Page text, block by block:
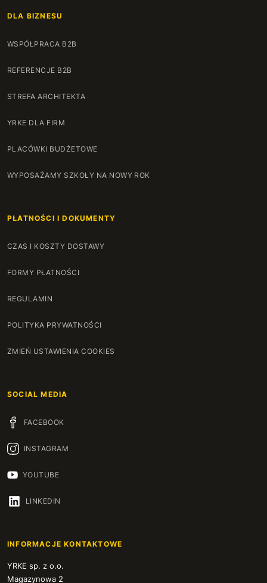
DLA BIZNESU
WSPÓŁPRACA B2B
REFERENCJE B2B
STREFA ARCHITEKTA
YRKE DLA FIRM
PLACÓWKI BUDŻETOWE
WYPOSAŻAMY SZKOŁY NA NOWY ROK
PŁATNOŚCI I DOKUMENTY
CZAS I KOSZTY DOSTAWY
FORMY PŁATNOŚCI
REGULAMIN
POLITYKA PRYWATNOŚCI
ZMIEŃ USTAWIENIA COOKIES
SOCIAL MEDIA
FACEBOOK
INSTAGRAM
YOUTUBE
LINKEDIN
INFORMACJE KONTAKTOWE
YRKE sp. z o.o.
Magazynowa 2